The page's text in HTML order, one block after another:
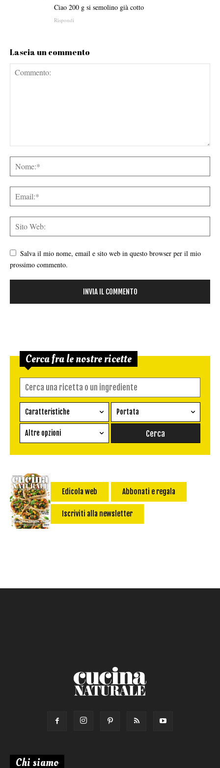
Ciao 200 g si semolino già cotto
Rispondi
Lascia un commento
Salva il mio nome, email e sito web in questo browser per il mio
prossimo commento.
Cerca fra le nostre ricette
Caratteristiche
Ricetta vegetariana
Senza glutine
senza uova
Vegan
Portata
Conserva
Pane
Primo
Salsa
Altre opzioni
Impatto Glicemico:
Calorie max (kcal):
Edicola web Abbonati e regala
Iscriviti alla newsletter
Chi siamo